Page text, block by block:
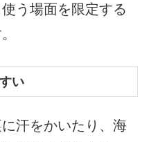
う場面を限定する
い
汗をかいたり、海